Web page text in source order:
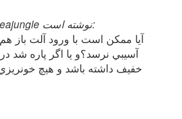
flowerseajungle نوشته است:
آيا ممكن است با ورود آلت باز
آسيبي نرسد؟و يا اگر پاره شد در
خفيف داشته باشد و هيچ